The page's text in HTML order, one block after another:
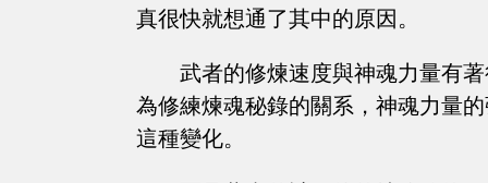
真很快就想通了其中的原因。
武者的修煉速度與神魂力量有
為修練煉魂秘錄的關系，神魂力量
這種變化。